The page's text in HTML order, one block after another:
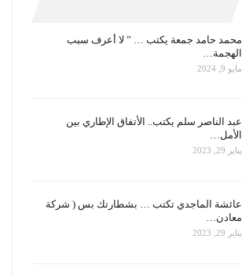
محمد حامد جمعة يكتب … ” لا أعرف سبب
الهجمة…
مايو 9, 2024
عبد الناصر سلم يكتب.. الأتفاق الإطاري بين
الأمل…
يناير 29, 2023
عائشة الماجدي تكتب … بشطارتك بس ( شركة
معادن…
يناير 29, 2023